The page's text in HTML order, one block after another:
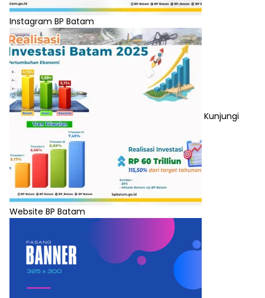
Instagram BP Batam
Kunjungi
Website BP Batam